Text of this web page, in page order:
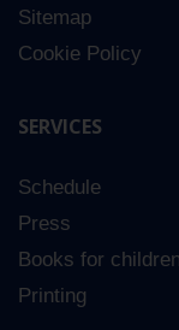
Sitemap
Cookie Policy
SERVICES
Schedule
Press
Books for
Printing